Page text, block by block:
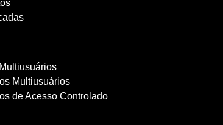
Multiusuários
de Acesso Controlado